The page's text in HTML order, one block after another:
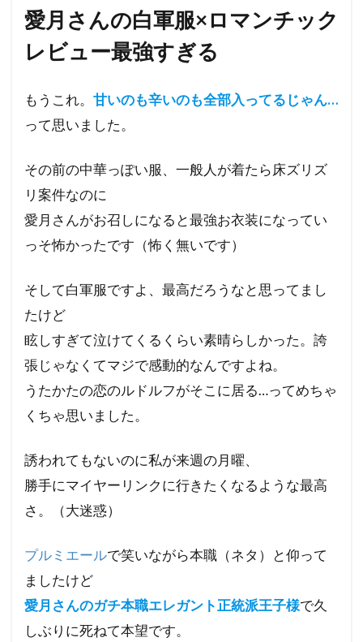
愛月さんの白軍服×ロマンチック
レビュー最強すぎる
もうこれ。 甘いのも辛いのも全部入ってるじゃん…
って思いました。
その前の中華っぽい服、一般人が着たら床ズリズ
リ案件なのに
愛月さんがお召しになると最強お衣装になってい
っそ怖かったです（怖く無いです）
そして白軍服ですよ、最高だろうなと思ってまし
たけど
眩しすぎて泣けてくるくらい素晴らしかった。誇
張じゃなくてマジで感動的なんですよね。
うたかたの恋のルドルフがそこに居る…ってめちゃ
くちゃ思いました。
誘われてもないのに私が来週の月曜、
勝手にマイヤーリンクに行きたくなるような最高
さ。（大迷惑）
プルミエールで笑いながら本職（ネタ）と仰って
ましたけど
愛月さんのガチ本職エレガント正統派王子様で久
しぶりに死ねて本望です。